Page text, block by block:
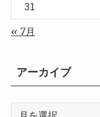
31
« 7月
アーカイブ